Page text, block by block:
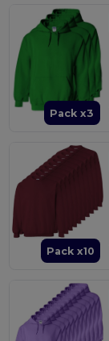
Pack x3
Pack x10